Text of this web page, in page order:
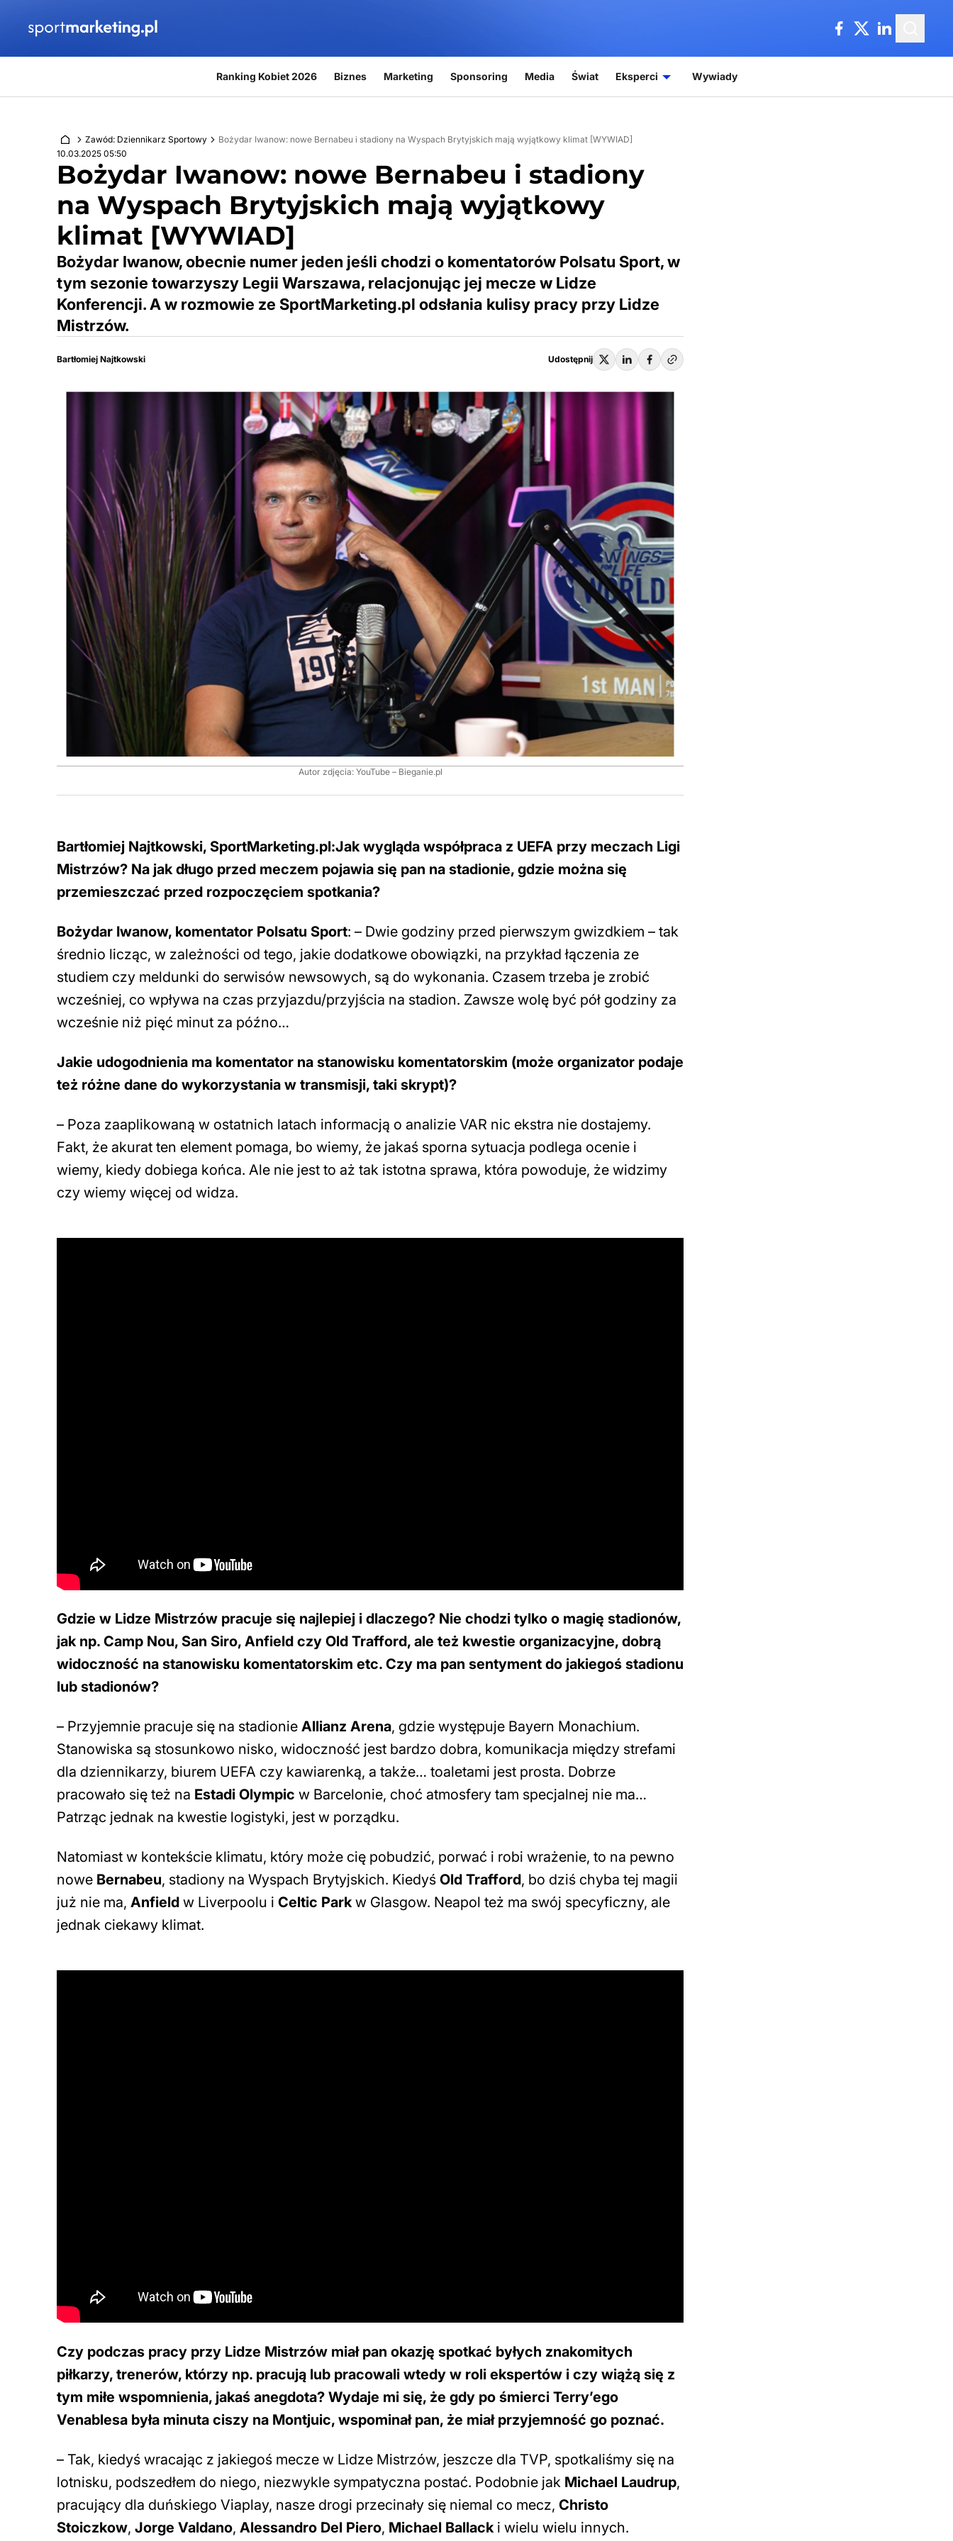
Ranking Kobiet 2026 Biznes Marketing Sponsoring Media Świat Eksperci Wywiady
Zawód: Dziennikarz Sportowy
Bożydar Iwanow: nowe Bernabeu i stadiony na Wyspach Brytyjskich mają wyjątkowy klimat [WYWIAD]
10.03.2025 05:50
Bożydar Iwanow: nowe Bernabeu i stadiony
na Wyspach Brytyjskich mają wyjątkowy
klimat [WYWIAD]
Bożydar Iwanow, obecnie numer jeden jeśli chodzi o komentatorów Polsatu Sport, w
tym sezonie towarzyszy Legii Warszawa, relacjonując jej mecze w Lidze
Konferencji. A w rozmowie ze SportMarketing.pl odsłania kulisy pracy przy Lidze
Mistrzów.
Bartłomiej Najtkowski Udostępnij
Autor zdjęcia: YouTube – Bieganie.pl
Bartłomiej Najtkowski, SportMarketing.pl:Jak wygląda współpraca z UEFA przy meczach Ligi
Mistrzów? Na jak długo przed meczem pojawia się pan na stadionie, gdzie można się
przemieszczać przed rozpoczęciem spotkania?
Bożydar Iwanow, komentator Polsatu Sport: – Dwie godziny przed pierwszym gwizdkiem – tak
średnio licząc, w zależności od tego, jakie dodatkowe obowiązki, na przykład łączenia ze
studiem czy meldunki do serwisów newsowych, są do wykonania. Czasem trzeba je zrobić
wcześniej, co wpływa na czas przyjazdu/przyjścia na stadion. Zawsze wolę być pół godziny za
wcześnie niż pięć minut za późno…
Jakie udogodnienia ma komentator na stanowisku komentatorskim (może organizator podaje
też różne dane do wykorzystania w transmisji, taki skrypt)?
– Poza zaaplikowaną w ostatnich latach informacją o analizie VAR nic ekstra nie dostajemy.
Fakt, że akurat ten element pomaga, bo wiemy, że jakaś sporna sytuacja podlega ocenie i
wiemy, kiedy dobiega końca. Ale nie jest to aż tak istotna sprawa, która powoduje, że widzimy
czy wiemy więcej od widza.
Gdzie w Lidze Mistrzów pracuje się najlepiej i dlaczego? Nie chodzi tylko o magię stadionów,
jak np. Camp Nou, San Siro, Anfield czy Old Trafford, ale też kwestie organizacyjne, dobrą
widoczność na stanowisku komentatorskim etc. Czy ma pan sentyment do jakiegoś stadionu
lub stadionów?
– Przyjemnie pracuje się na stadionie Allianz Arena, gdzie występuje Bayern Monachium.
Stanowiska są stosunkowo nisko, widoczność jest bardzo dobra, komunikacja między strefami
dla dziennikarzy, biurem UEFA czy kawiarenką, a także… toaletami jest prosta. Dobrze
pracowało się też na Estadi Olympic w Barcelonie, choć atmosfery tam specjalnej nie ma…
Patrząc jednak na kwestie logistyki, jest w porządku.
Natomiast w kontekście klimatu, który może cię pobudzić, porwać i robi wrażenie, to na pewno
nowe Bernabeu, stadiony na Wyspach Brytyjskich. Kiedyś Old Trafford, bo dziś chyba tej magii
już nie ma, Anfield w Liverpoolu i Celtic Parkw Glasgow. Neapol też ma swój specyficzny, ale
jednak ciekawy klimat.
Czy podczas pracy przy Lidze Mistrzów miał pan okazję spotkać byłych znakomitych
piłkarzy, trenerów, którzy np. pracują lub pracowali wtedy w roli ekspertów i czy wiążą się z
tym miłe wspomnienia, jakaś anegdota? Wydaje mi się, że gdy po śmierci Terry’ego
Venablesa była minuta ciszy na Montjuic, wspominał pan, że miał przyjemność go poznać.
– Tak, kiedyś wracając z jakiegoś mecze w Lidze Mistrzów, jeszcze dla TVP, spotkaliśmy się na
lotnisku, podszedłem do niego, niezwykle sympatyczna postać. Podobnie jak Michael Laudrup,
pracujący dla duńskiego Viaplay, nasze drogi przecinały się niemal co mecz, Christo
Stoiczkow, Jorge Valdano, Alessandro Del Piero, Michael Ballack i wielu wielu innych.